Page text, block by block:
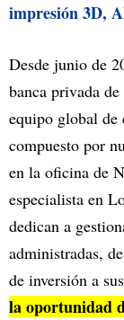
impresión 3D,
Desde junio de
banca privada
equipo global de
compuesto por
en la oficina de
especialista en
dedican a
administradas,
de inversión a
la oportunidad